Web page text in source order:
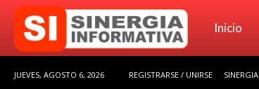
Sinergia
Inicio
JUEVES, AGOSTO 6, 2026 REGISTRARSE / UNIRSE SINERGIA